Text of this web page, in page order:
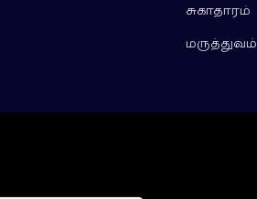
சுகாதாரம்
மருத்துவம்